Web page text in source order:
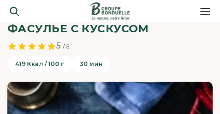
ФАСУЛЬЕ С КУСКУСОМ
5 / 5
419 Ккал / 100 г 30 мин